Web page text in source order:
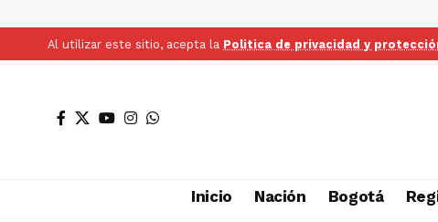
Al utilizar este sitio, acepta la Politica de privacidad y
Inicio Nación Bogotá